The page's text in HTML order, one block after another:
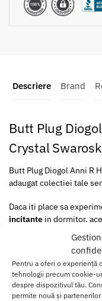
Pentru a oferi o experiență
tehnologii precum cookie-
despre dispozitivul tău.
permite nouă și
Descriere Brand
Butt Plug
Crystal
Butt Plug Diogol Anni R
adaugat colectiei tale
Daca iti place sa
incitante in dormitor,
Butt Plug-ul nostru este
oferindu-ti un
Partea de susa butt
swaroski sclipitor,